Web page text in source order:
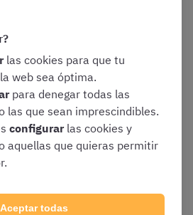
mecanizada
(Ceuta, Melilla, islas o
por la prestación de
Andorra
singulares
del puesto tipo
las cookies para que tu
web sea óptima.
para denegar todas las
las que sean imprescindibles.
configurar las cookies y
aquellas que quieras permitir
Aceptar todas